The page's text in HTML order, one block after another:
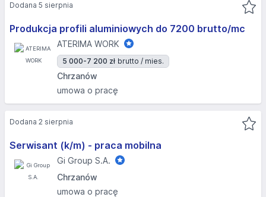
Produkcja profili aluminiowych do 7200 brutto/mc
ATERIMA WORK
5 000-7 200 zł brutto / mies.
Chrzanów
umowa o pracę
Dodana 5 sierpnia
Serwisant (k/m) - praca mobilna
Gi Group S.A.
Chrzanów
umowa o pracę
Dodana 2 sierpnia